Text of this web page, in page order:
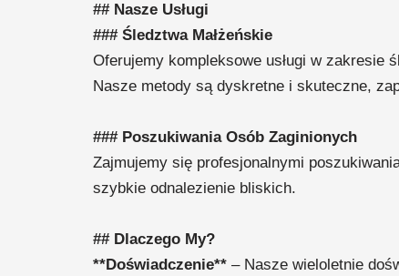
## Nasze Usługi
### Śledztwa Małżeńskie
Oferujemy kompleksowe usługi w zakresie
Nasze metody są dyskretne i skuteczne,
### Poszukiwania Osób Zaginionych
Zajmujemy się profesjonalnymi
szybkie odnalezienie bliskich.
## Dlaczego My?
**Doświadczenie** – Nasze wieloletnie